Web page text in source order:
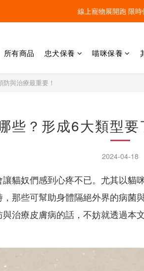
線上寵物展開跑 限時
線上寵物展開跑 限時
線上寵物展開跑 限
所有商品 忠犬保養 喵咪保養
與治療最重要！
些？形成6大類型
2024-04-18
貓奴們感到心疼不已。尤其以
那些可幫助身體隔絕外界的病
治療皮膚病的話，不妨就透過本